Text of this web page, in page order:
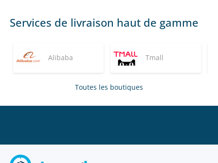
Services de livraison haut de gamme
Alibaba Tmall
Toutes les boutiques